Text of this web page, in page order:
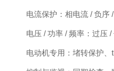
电流保护：相电流 / 负序
电压 / 功率 / 频率：过压
电动机专用：堵转保护